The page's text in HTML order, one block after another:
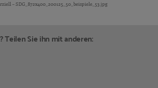
Hinweise
– SDG_872x400_200125_50_beispiele_53.jpg
Teilen Sie ihn mit anderen: